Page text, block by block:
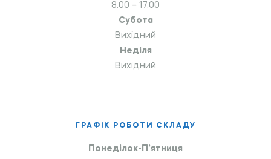
8.00 – 17.00
Субота
Вихідний
Неділя
Вихідний
ГРАФІК РОБОТИ СКЛАДУ
Понеділок-П’ятниця